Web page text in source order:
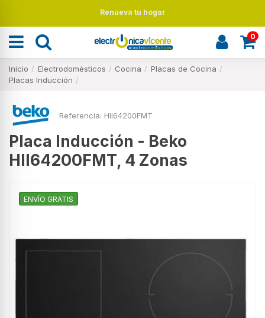
Renueva tu hogar
0
Inicio Electrodomésticos Cocina
Placas de Cocina
Placas Inducción
Referencia: HII64200FMT
Placa Inducción - Beko
HII64200FMT, 4 Zonas
ENVÍO GRATIS